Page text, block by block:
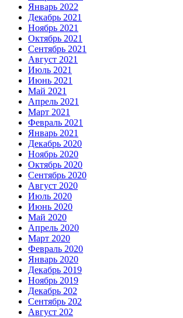
Январь 2022
Декабрь 2021
Ноябрь 2021
Октябрь 2021
Сентябрь 2021
Август 2021
Июль 2021
Июнь 2021
Май 2021
Апрель 2021
Март 2021
Февраль 2021
Январь 2021
Декабрь 2020
Ноябрь 2020
Октябрь 2020
Сентябрь 2020
Август 2020
Июль 2020
Июнь 2020
Май 2020
Апрель 2020
Март 2020
Февраль 2020
Январь 2020
Декабрь 2019
Ноябрь 2019
Декабрь 202
Сентябрь 202
Август 202